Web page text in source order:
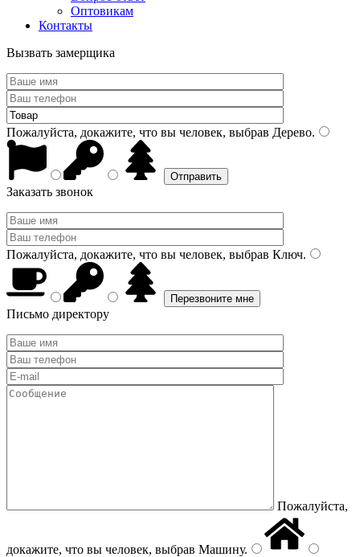
Оптовикам
Контакты
Вызвать замерщика
Пожалуйста, докажите, что вы человек, выбрав Дерево.
Заказать звонок
Пожалуйста, докажите, что вы человек, выбрав Ключ.
Письмо директору
Пожалуйста,
докажите, что вы человек, выбрав Машину.